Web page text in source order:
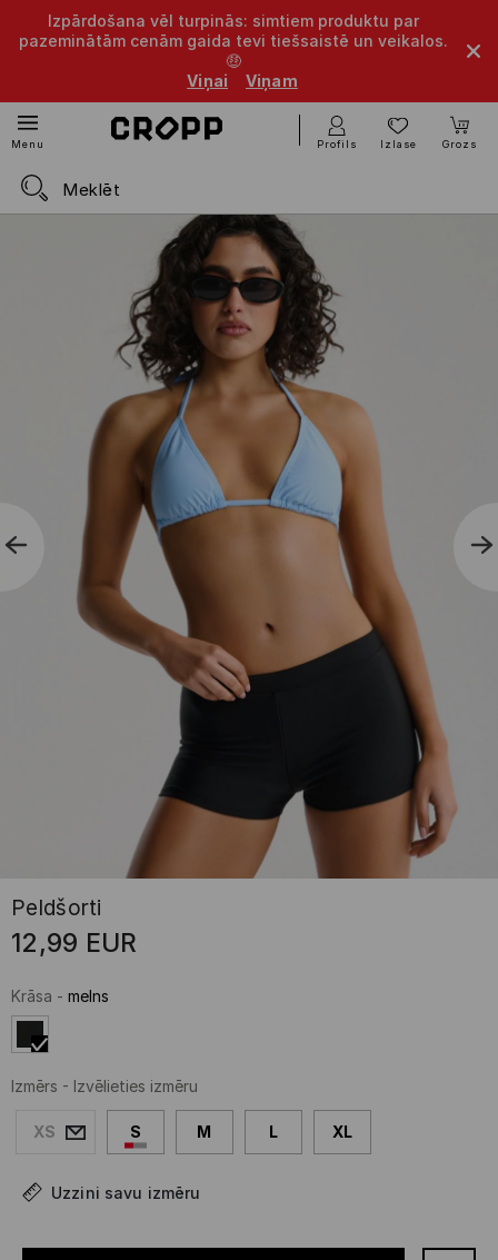
Izpārdošana vēl turpinās: simtiem produktu par
pazeminātām cenām gaida tevi tiešsaistē un veikalos.
🤑
Viņai
Viņam
Menu Profils Izlase Grozs
Peldšorti
12,99 EUR
Krāsa - melns
Izmērs - Izvēlieties izmēru
XS S M L XL
Uzzini savu izmēru